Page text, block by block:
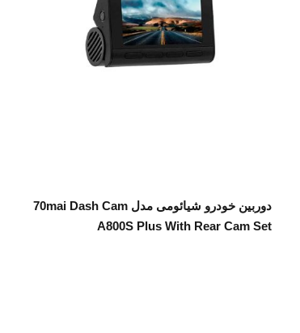
اطلاعات بیشتردوربین خودرو شیائومی مدل 70mai Dash Cam
A800S Plus With Rear Cam Set